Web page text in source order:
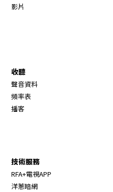
影片
收聽
聲音資料
頻率表
播客
技術服務
RFA+電視APP
洋蔥暗網